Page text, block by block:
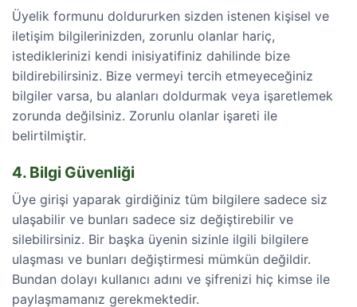
Üyelik formunu doldururken sizden istenen kişisel ve
iletişim bilgilerinizden, zorunlu olanlar hariç,
istediklerinizi kendi inisiyatifiniz dahilinde bize
bildirebilirsiniz. Bize vermeyi tercih etmeyeceğiniz
bilgiler varsa, bu alanları doldurmak veya işaretlemek
zorunda değilsiniz. Zorunlu olanlar işareti ile
belirtilmiştir.
4. Bilgi Güvenliği
Üye girişi yaparak girdiğiniz tüm bilgilere sadece siz
ulaşabilir ve bunları sadece siz değiştirebilir ve
silebilirsiniz. Bir başka üyenin sizinle ilgili bilgilere
ulaşması ve bunları değiştirmesi mümkün değildir.
Bundan dolayı kullanıcı adını ve şifrenizi hiç kimse ile
paylaşmamanız gerekmektedir.